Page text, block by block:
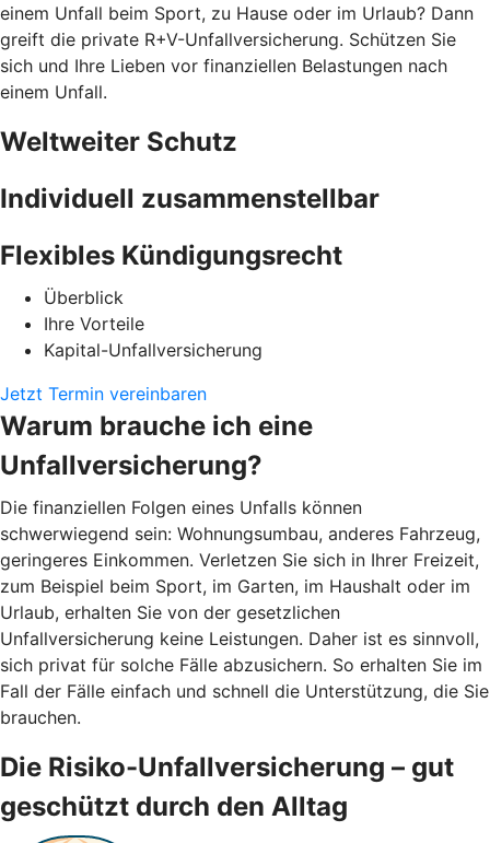
einem Unfall beim Sport, zu Hause oder im Urlaub? Dann
greift die private R+V-Unfallversicherung. Schützen Sie
sich und Ihre Lieben vor finanziellen Belastungen nach
einem Unfall.
Weltweiter Schutz
Individuell zusammenstellbar
Flexibles Kündigungsrecht
Überblick
Ihre Vorteile
Kapital-Unfallversicherung
Jetzt Termin vereinbaren
Warum brauche ich eine
Unfallversicherung?
Die finanziellen Folgen eines Unfalls können
schwerwiegend sein: Wohnungsumbau, anderes Fahrzeug,
geringeres Einkommen. Verletzen Sie sich in Ihrer Freizeit,
zum Beispiel beim Sport, im Garten, im Haushalt oder im
Urlaub, erhalten Sie von der gesetzlichen
Unfallversicherung keine Leistungen. Daher ist es sinnvoll,
sich privat für solche Fälle abzusichern. So erhalten Sie im
Fall der Fälle einfach und schnell die Unterstützung, die Sie
brauchen.
Die Risiko-Unfallversicherung – gut
geschützt durch den Alltag